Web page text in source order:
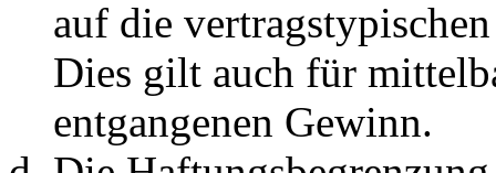
auf die
Dies gilt auch für
entgangenen Gewinn.